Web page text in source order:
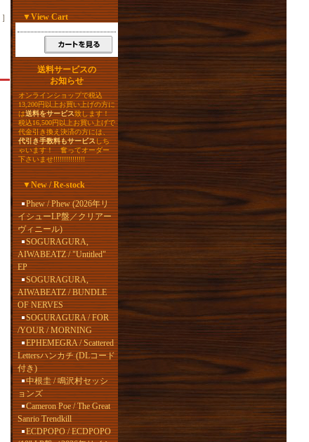
］ ▼View Cart
送料サービスの
お知らせ
オンラインショップで税込
13,200円以上お買い上げの方に
は送料をサービス致します！
税込16,500円以上お買い上げで
代金引き換え決済の方には、
代引き手数料もサービスしち
ゃいます！ 奮ってオーダー
下さいませ!!!!!!!!!!!!!!!
▼New / Re-stock
Phew / Phew (2026年リ
イシューLP盤／クリアー
ヴィニール)
SOGURAGURA,
AIWABEATZ / "Untitled"
EP
SOGURAGURA,
AIWABEATZ / BUNDLE
OF NERVES
SOGURAGURA / FOR
/YOUR / MORNING
EPHEMEGRA / Scattered
Lettersハンカチ (DLコード
付き)
中根圭 / 鳴沢村セッシ
ョンズ
Cameron Poe / The Great
Sanrio Trendkill
ECDPOPO / ECDPOPO